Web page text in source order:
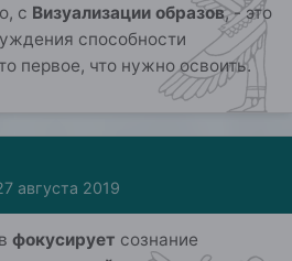
с Визуализации образов, - это
способности
первое, что нужно освоить.
августа 2019
фокусирует сознание